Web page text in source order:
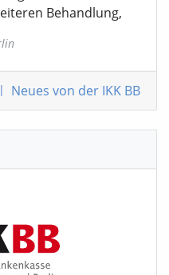
Behandlung,
| Neues von der IKK BB